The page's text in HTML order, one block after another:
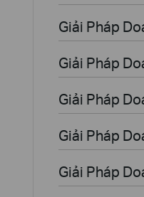
Giải Pháp
Giải Pháp
Giải Pháp
Giải Pháp
Giải Pháp